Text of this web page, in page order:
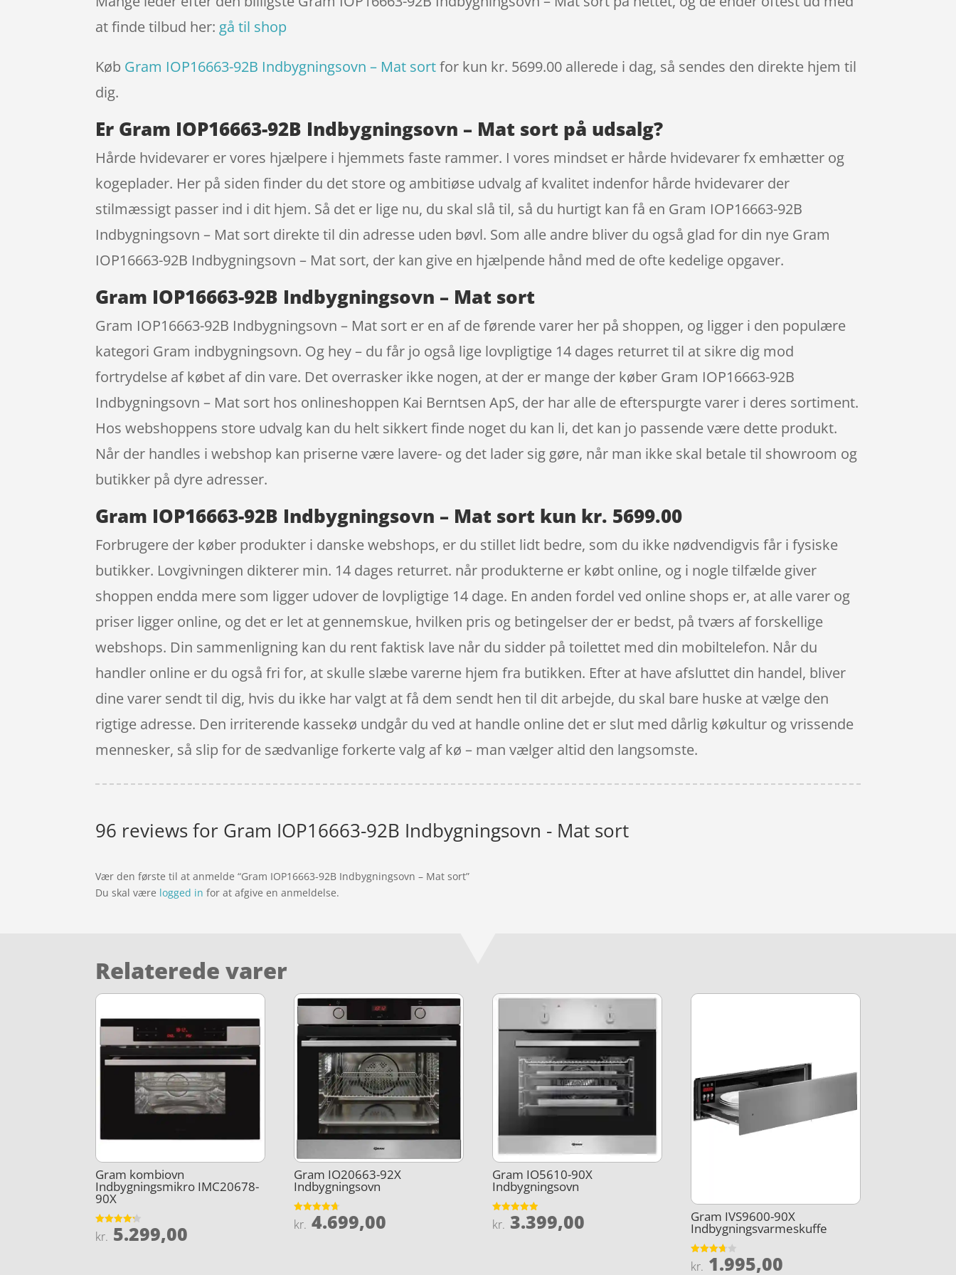
at finde tilbud her: gå til shop
Køb Gram IOP16663-92B Indbygningsovn – Mat sortfor kun kr. 5699.00 allerede i dag, så sendes den direkte hjem til
dig.
Er Gram IOP16663-92B Indbygningsovn – Mat sort på udsalg?
Hårde hvidevarer er vores hjælpere i hjemmets faste rammer. I vores mindset er hårde hvidevarer fx emhætter og
kogeplader. Her på siden finder du det store og ambitiøse udvalg af kvalitet indenfor hårde hvidevarer der
stilmæssigt passer ind i dit hjem. Så det er lige nu, du skal slå til, så du hurtigt kan få en Gram IOP16663-92B
Indbygningsovn – Mat sort direkte til din adresse uden bøvl. Som alle andre bliver du også glad for din nye Gram
IOP16663-92B Indbygningsovn – Mat sort, der kan give en hjælpende hånd med de ofte kedelige opgaver.
Gram IOP16663-92B Indbygningsovn – Mat sort
Gram IOP16663-92B Indbygningsovn – Mat sort er en af de førende varer her på shoppen, og ligger i den populære
kategori Gram indbygningsovn. Og hey – du får jo også lige lovpligtige 14 dages returret til at sikre dig mod
fortrydelse af købet af din vare. Det overrasker ikke nogen, at der er mange der køber Gram IOP16663-92B
Indbygningsovn – Mat sort hos onlineshoppen Kai Berntsen ApS, der har alle de efterspurgte varer i deres sortiment.
Hos webshoppens store udvalg kan du helt sikkert finde noget du kan li, det kan jo passende være dette produkt.
Når der handles i webshop kan priserne være lavere- og det lader sig gøre, når man ikke skal betale til showroom og
butikker på dyre adresser.
Gram IOP16663-92B Indbygningsovn – Mat sort kun kr. 5699.00
Forbrugere der køber produkter i danske webshops, er du stillet lidt bedre, som du ikke nødvendigvis får i fysiske
butikker. Lovgivningen dikterer min. 14 dages returret. når produkterne er købt online, og i nogle tilfælde giver
shoppen endda mere som ligger udover de lovpligtige 14 dage. En anden fordel ved online shops er, at alle varer og
priser ligger online, og det er let at gennemskue, hvilken pris og betingelser der er bedst, på tværs af forskellige
webshops. Din sammenligning kan du rent faktisk lave når du sidder på toilettet med din mobiltelefon. Når du
handler online er du også fri for, at skulle slæbe varerne hjem fra butikken. Efter at have afsluttet din handel, bliver
dine varer sendt til dig, hvis du ikke har valgt at få dem sendt hen til dit arbejde, du skal bare huske at vælge den
rigtige adresse. Den irriterende kassekø undgår du ved at handle online det er slut med dårlig køkultur og vrissende
mennesker, så slip for de sædvanlige forkerte valg af kø – man vælger altid den langsomste.
96 reviews for Gram IOP16663-92B Indbygningsovn - Mat sort
Vær den første til at anmelde “Gram IOP16663-92B Indbygningsovn – Mat sort”
Du skal være logged in for at afgive en anmeldelse.
Relaterede varer
Gram kombiovn
Indbygningsmikro IMC20678-
90X
Vurderet
4.2
kr. 5.299,00
Gram IO20663-92X
Indbygningsovn
Vurderet
4.7
kr. 4.699,00
Gram IO5610-90X
Indbygningsovn
Vurderet
4.9
kr. 3.399,00 Gram IVS9600-90X
Indbygningsvarmeskuffe
Vurderet
3.7
kr. 1.995,00